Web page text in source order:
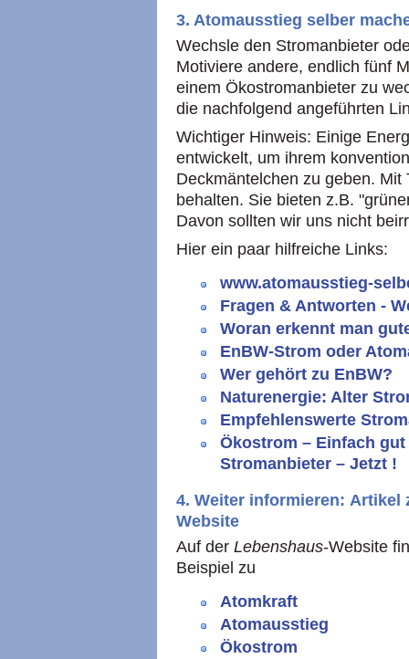
3. Atomausstieg selber
Wechsle den Stromanbieter
Motiviere andere, endlich fünf
einem Ökostromanbieter zu
die nachfolgend angeführten
Wichtiger Hinweis: Einige
entwickelt, um ihrem
Deckmäntelchen zu geben.
behalten. Sie bieten z.B.
Davon sollten wir uns nicht
Hier ein paar hilfreiche Links:
www.atomausstieg-
Fragen & Antworten -
Woran erkennt man
EnBW-Strom oder
Wer gehört zu EnBW?
Naturenergie: Alter
Empfehlenswerte
Ökostrom – Einfach
Stromanbieter – Jetzt !
4. Weiter informieren: Artikel
Website
Auf der Lebenshaus-Website
Beispiel zu
Atomkraft
Atomausstieg
Ökostrom